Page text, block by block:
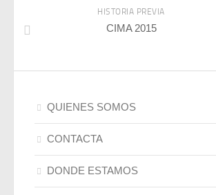
HISTORIA PREVIA
CIMA 2015
QUIENES SOMOS
CONTACTA
DONDE ESTAMOS